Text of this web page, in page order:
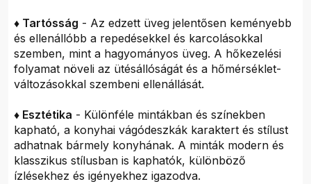
♦ Tartósság - Az edzett üveg jelentősen keményebb
és ellenállóbb a repedésekkel és karcolásokkal
szemben, mint a hagyományos üveg. A hőkezelési
folyamat növeli az ütésállóságát és a hőmérséklet-
változásokkal szembeni ellenállását.
♦ Esztétika - Különféle mintákban és színekben
kapható, a konyhai vágódeszkák karaktert és stílust
adhatnak bármely konyhának. A minták modern és
klasszikus stílusban is kaphatók, különböző
ízlésekhez és igényekhez igazodva.